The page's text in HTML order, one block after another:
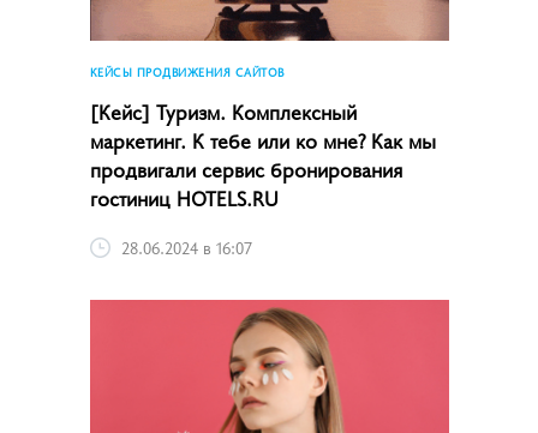
КЕЙСЫ ПРОДВИЖЕНИЯ САЙТОВ
[Кейс] Туризм. Комплексный
маркетинг. К тебе или ко мне? Как мы
продвигали сервис бронирования
гостиниц HOTELS.RU
28.06.2024 в 16:07